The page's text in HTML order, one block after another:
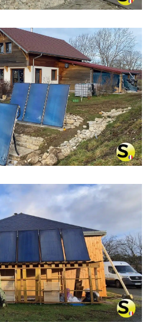
SOLAIRE SOLISART À
(39250)
SOLAIRE SOLISART À
PLESSÉ